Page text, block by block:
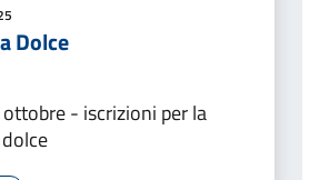
Dolce
- iscrizioni per la